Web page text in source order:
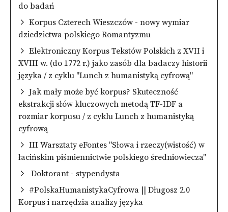
do badań
Korpus Czterech Wieszczów - nowy wymiar
dziedzictwa polskiego Romantyzmu
Elektroniczny Korpus Tekstów Polskich z XVII i
XVIII w. (do 1772 r.) jako zasób dla badaczy historii
języka / z cyklu "Lunch z humanistyką cyfrową"
Jak mały może być korpus? Skuteczność
ekstrakcji słów kluczowych metodą TF-IDF a
rozmiar korpusu / z cyklu Lunch z humanistyką
cyfrową
III Warsztaty eFontes "Słowa i rzeczy(wistość) w
łacińskim piśmiennictwie polskiego średniowiecza"
Doktorant - stypendysta
#PolskaHumanistykaCyfrowa || Długosz 2.0
Korpus i narzędzia analizy języka